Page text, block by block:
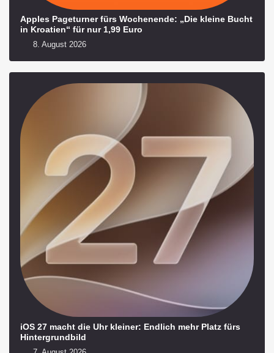
Apples Pageturner fürs Wochenende: „Die kleine Bucht
in Kroatien“ für nur 1,99 Euro
8. August 2026
iOS 27 macht die Uhr kleiner: Endlich mehr Platz fürs
Hintergrundbild